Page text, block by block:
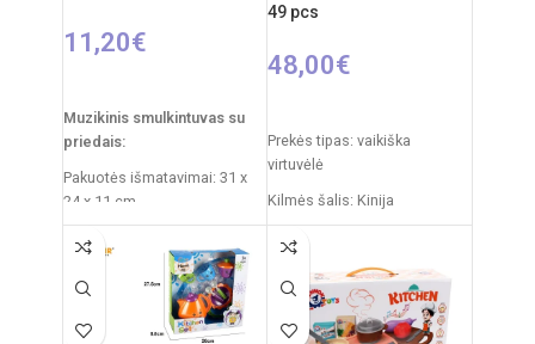
11,20€
Muzikinis smulkintuvas su
priedais:
Pakuotės išmatavimai: 31 x
24 x 11 cm
Svoris: 490 g
Rekomenduojamas amžius:
nuo 3 metų
Reikalingi elementai: 2xAA
49 pcs
48,00€
Prekės tipas: vaikiška
virtuvėlė
Kilmės šalis: Kinija
48 x 70 cm
Virtuvėlės išmatavimai: 33 x
34,5 x 72,5 cm